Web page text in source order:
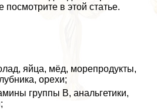
посмотрите в этой статье.
яйца, мёд, морепродукты,
орехи;
группы В, aнaльгетики,